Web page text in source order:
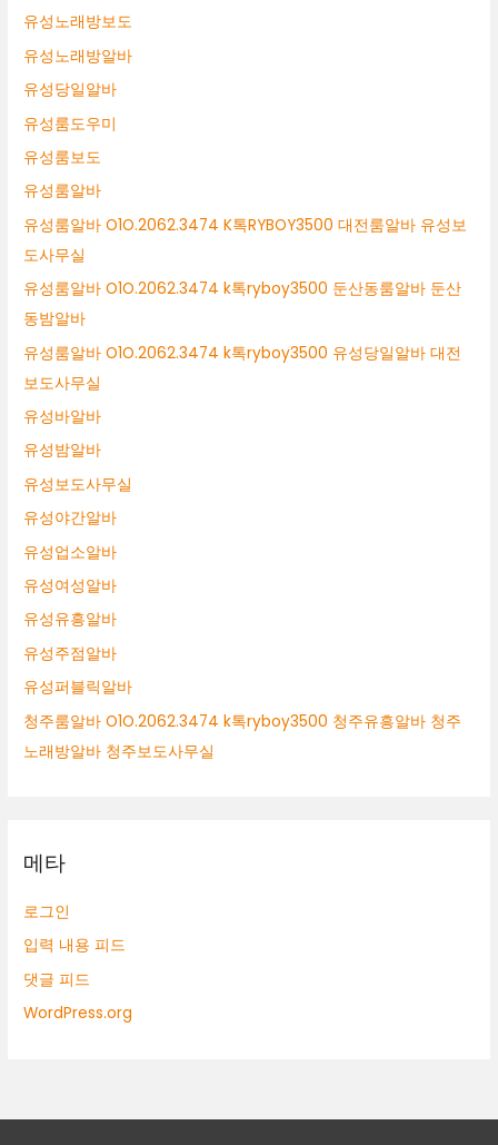
유성노래방보도
유성노래방알바
유성당일알바
유성룸도우미
유성룸보도
유성룸알바
유성룸알바 O1O.2062.3474 K톡RYBOY3500 대전룸알바 유성보
도사무실
유성룸알바 O1O.2062.3474 k톡ryboy3500 둔산동룸알바 둔산
동밤알바
유성룸알바 O1O.2062.3474 k톡ryboy3500 유성당일알바 대전
보도사무실
유성바알바
유성밤알바
유성보도사무실
유성야간알바
유성업소알바
유성여성알바
유성유흥알바
유성주점알바
유성퍼블릭알바
청주룸알바 O1O.2062.3474 k톡ryboy3500 청주유흥알바 청주
노래방알바 청주보도사무실
메타
로그인
입력 내용 피드
댓글 피드
WordPress.org